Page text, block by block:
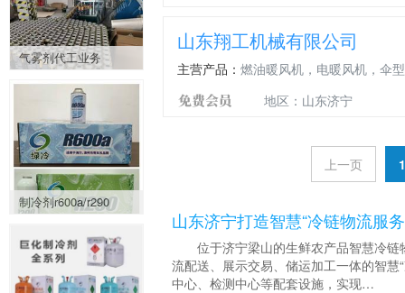
山东翔工机械有限公司
主营产品： 燃油暖风机，电暖风机，伞
地区：山东济宁
上一页 1
山东济宁打造智慧“冷链物流服
位于济宁梁山的生鲜农产品智慧冷链
流配送、展示交易、储运加工一体的智
中心、检测中心等配套设施，实现…
气雾剂代工业务
制冷剂r600a/r290